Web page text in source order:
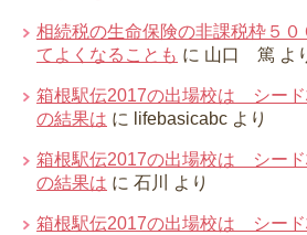
相続税の生命保険の非課税枠５０
てよくなることも に 山口 篤 よ
箱根駅伝2017の出場校は シード
の結果は に lifebasicabc より
箱根駅伝2017の出場校は シード
の結果は に 石川 より
箱根駅伝2017の出場校は シード